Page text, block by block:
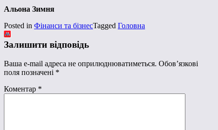
Альона Зимня
Posted in Фінанси та бізнесTagged Головна
Залишити відповідь
Ваша e-mail адреса не оприлюднюватиметься. Обов’язкові
поля позначені *
Коментар *